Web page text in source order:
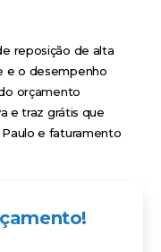
reposição de alta
e o desempenho
orçamento
e traz grátis que
e faturamento